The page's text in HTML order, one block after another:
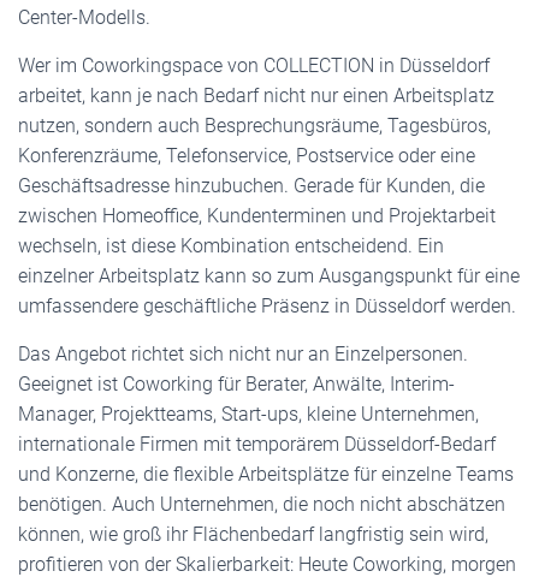
Center-Modells.
Wer im Coworkingspace von COLLECTION in Düsseldorf
arbeitet, kann je nach Bedarf nicht nur einen Arbeitsplatz
nutzen, sondern auch Besprechungsräume, Tagesbüros,
Konferenzräume, Telefonservice, Postservice oder eine
Geschäftsadresse hinzubuchen. Gerade für Kunden, die
zwischen Homeoffice, Kundenterminen und Projektarbeit
wechseln, ist diese Kombination entscheidend. Ein
einzelner Arbeitsplatz kann so zum Ausgangspunkt für eine
umfassendere geschäftliche Präsenz in Düsseldorf werden.
Das Angebot richtet sich nicht nur an Einzelpersonen.
Geeignet ist Coworking für Berater, Anwälte, Interim-
Manager, Projektteams, Start-ups, kleine Unternehmen,
internationale Firmen mit temporärem Düsseldorf-Bedarf
und Konzerne, die flexible Arbeitsplätze für einzelne Teams
benötigen. Auch Unternehmen, die noch nicht abschätzen
können, wie groß ihr Flächenbedarf langfristig sein wird,
profitieren von der Skalierbarkeit: Heute Coworking, morgen